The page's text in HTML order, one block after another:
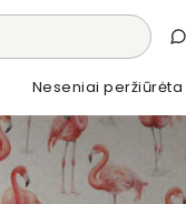
Neseniai peržiūrėta